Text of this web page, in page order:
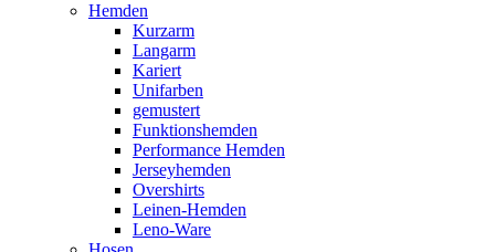
Hemden
Kurzarm
Langarm
Kariert
Unifarben
gemustert
Funktionshemden
Performance Hemden
Jerseyhemden
Overshirts
Leinen-Hemden
Leno-Ware